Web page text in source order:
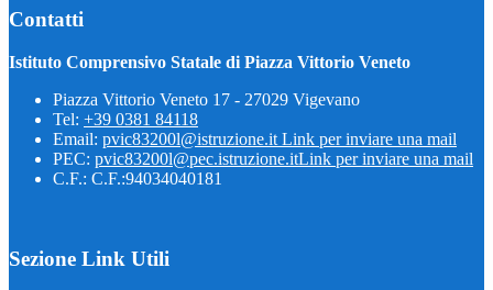
Contatti
Istituto Comprensivo Statale di Piazza Vittorio Veneto
Piazza Vittorio Veneto 17 - 27029 Vigevano
Tel: +39 0381 84118
Email: pvic83200l@istruzione.it Link per inviare una mail
PEC: pvic83200l@pec.istruzione.itLink per inviare una mail
C.F.: C.F.:94034040181
Sezione Link Utili